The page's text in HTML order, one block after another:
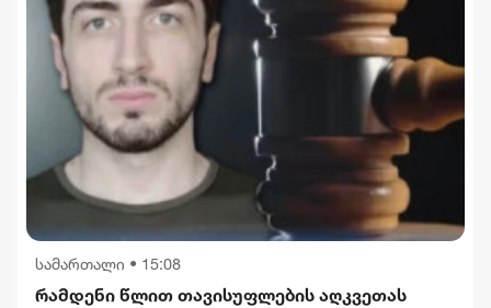
სამართალი • 15:08
რამდენი წლით თავისუფლების აღკვეთას